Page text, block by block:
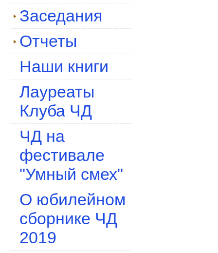
Заседания
Отчеты
Наши книги
Лауреаты
Клуба ЧД
ЧД на
фестивале
"Умный смех"
О юбилейном
сборнике ЧД
2019